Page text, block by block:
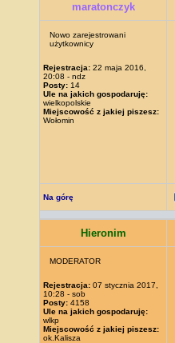
maratonczyk
Nowo zarejestrowani
użytkownicy
Rejestracja: 22 maja 2016,
20:08 - ndz
Posty: 14
Ule na jakich gospodaruję:
wielkopolskie
Miejscowość z jakiej piszesz:
Wołomin
Na górę
Hieronim
MODERATOR
Rejestracja: 07 stycznia 2017,
10:28 - sob
Posty: 4158
Ule na jakich gospodaruję:
wlkp
Miejscowość z jakiej piszesz:
ok.Kalisza